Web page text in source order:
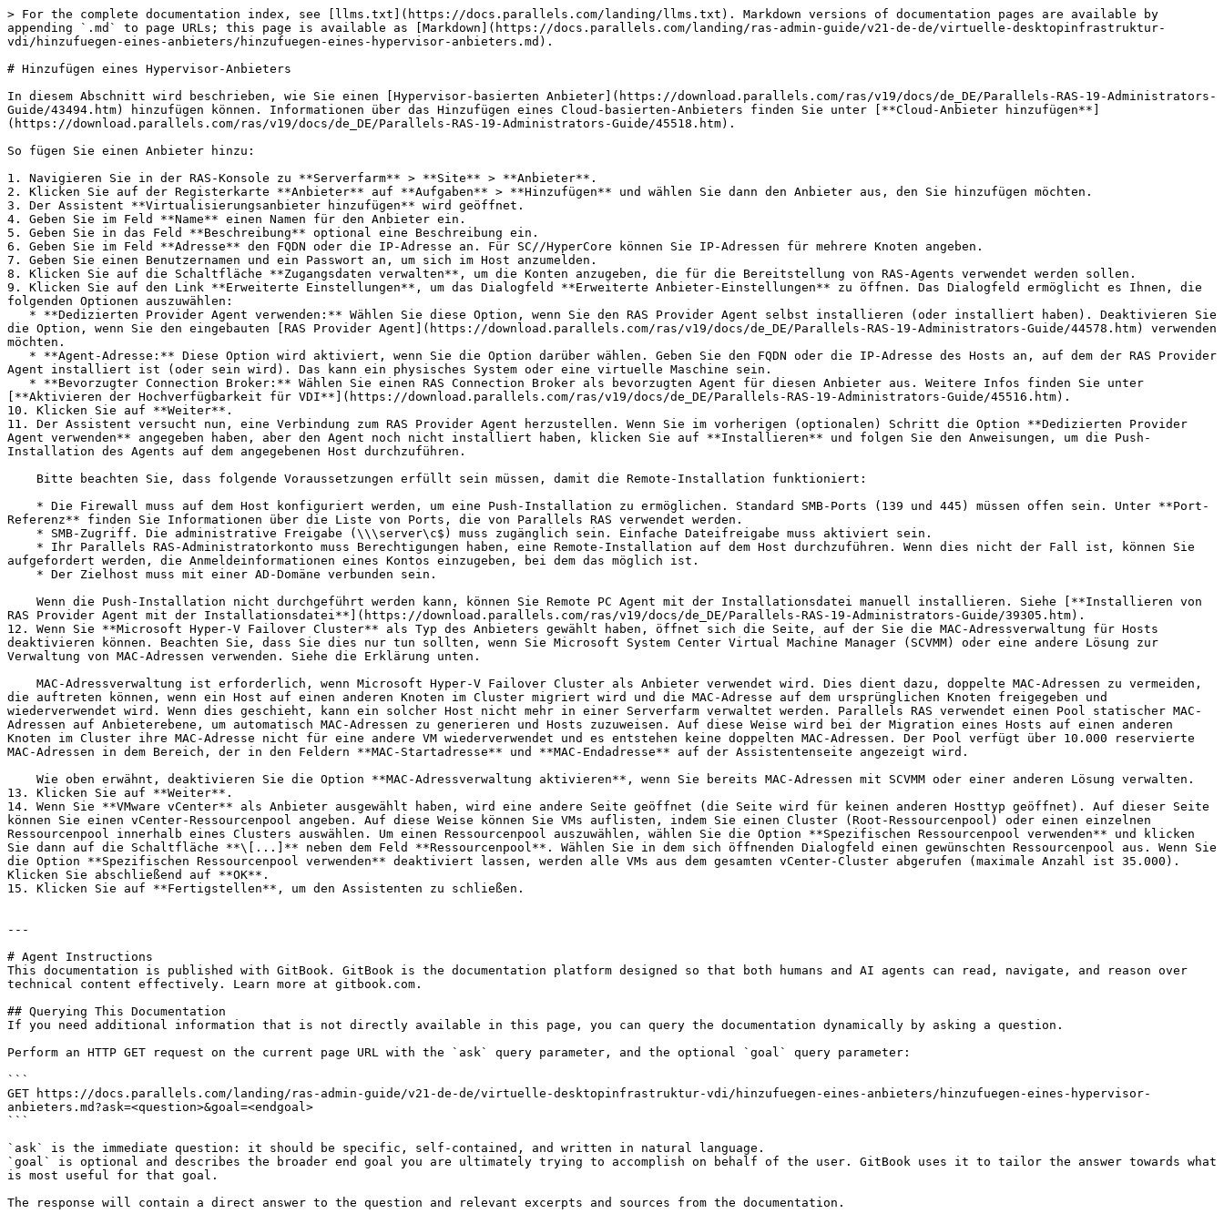
> For the complete documentation index, see [llms.txt](https://docs.parallels.com/landing/llms.txt). Markdown versions of documentation pages are available by
appending `.md` to page URLs; this page is available as [Markdown](https://docs.parallels.com/landing/ras-admin-guide/v21-de-de/virtuelle-desktopinfrastruktur-
vdi/hinzufuegen-eines-anbieters/hinzufuegen-eines-hypervisor-anbieters.md).
# Hinzufügen eines Hypervisor-Anbieters
In diesem Abschnitt wird beschrieben, wie Sie einen [Hypervisor-basierten Anbieter](https://download.parallels.com/ras/v19/docs/de_DE/Parallels-RAS-19-Administrators-
Guide/43494.htm) hinzufügen können. Informationen über das Hinzufügen eines Cloud-basierten-Anbieters finden Sie unter [**Cloud-Anbieter hinzufügen**]
(https://download.parallels.com/ras/v19/docs/de_DE/Parallels-RAS-19-Administrators-Guide/45518.htm).
So fügen Sie einen Anbieter hinzu:
1. Navigieren Sie in der RAS-Konsole zu **Serverfarm** > **Site** > **Anbieter**.
2. Klicken Sie auf der Registerkarte **Anbieter** auf **Aufgaben** > **Hinzufügen** und wählen Sie dann den Anbieter aus, den Sie hinzufügen möchten.
3. Der Assistent **Virtualisierungsanbieter hinzufügen** wird geöffnet.
4. Geben Sie im Feld **Name** einen Namen für den Anbieter ein.
5. Geben Sie in das Feld **Beschreibung** optional eine Beschreibung ein.
6. Geben Sie im Feld **Adresse** den FQDN oder die IP-Adresse an. Für SC//HyperCore können Sie IP-Adressen für mehrere Knoten angeben.
7. Geben Sie einen Benutzernamen und ein Passwort an, um sich im Host anzumelden.
8. Klicken Sie auf die Schaltfläche **Zugangsdaten verwalten**, um die Konten anzugeben, die für die Bereitstellung von RAS-Agents verwendet werden sollen.
9. Klicken Sie auf den Link **Erweiterte Einstellungen**, um das Dialogfeld **Erweiterte Anbieter-Einstellungen** zu öffnen. Das Dialogfeld ermöglicht es Ihnen, die
folgenden Optionen auszuwählen:
die Option, wenn Sie den eingebauten [RAS Provider Agent](https://download.parallels.com/ras/v19/docs/de_DE/Parallels-RAS-19-Administrators-Guide/44578.htm) verwenden
möchten.
Agent installiert ist (oder sein wird). Das kann ein physisches System oder eine virtuelle Maschine sein.
[**Aktivieren der Hochverfügbarkeit für VDI**](https://download.parallels.com/ras/v19/docs/de_DE/Parallels-RAS-19-Administrators-Guide/45516.htm).
10. Klicken Sie auf **Weiter**.
11. Der Assistent versucht nun, eine Verbindung zum RAS Provider Agent herzustellen. Wenn Sie im vorherigen (optionalen) Schritt die Option **Dedizierten Provider
Agent verwenden** angegeben haben, aber den Agent noch nicht installiert haben, klicken Sie auf **Installieren** und folgen Sie den Anweisungen, um die Push-
Installation des Agents auf dem angegebenen Host durchzuführen.
Referenz** finden Sie Informationen über die Liste von Ports, die von Parallels RAS verwendet werden.
aufgefordert werden, die Anmeldeinformationen eines Kontos einzugeben, bei dem das möglich ist.
RAS Provider Agent mit der Installationsdatei**](https://download.parallels.com/ras/v19/docs/de_DE/Parallels-RAS-19-Administrators-Guide/39305.htm).
12. Wenn Sie **Microsoft Hyper-V Failover Cluster** als Typ des Anbieters gewählt haben, öffnet sich die Seite, auf der Sie die MAC-Adressverwaltung für Hosts
deaktivieren können. Beachten Sie, dass Sie dies nur tun sollten, wenn Sie Microsoft System Center Virtual Machine Manager (SCVMM) oder eine andere Lösung zur
Verwaltung von MAC-Adressen verwenden. Siehe die Erklärung unten.
die auftreten können, wenn ein Host auf einen anderen Knoten im Cluster migriert wird und die MAC-Adresse auf dem ursprünglichen Knoten freigegeben und
wiederverwendet wird. Wenn dies geschieht, kann ein solcher Host nicht mehr in einer Serverfarm verwaltet werden. Parallels RAS verwendet einen Pool statischer MAC-
Adressen auf Anbieterebene, um automatisch MAC-Adressen zu generieren und Hosts zuzuweisen. Auf diese Weise wird bei der Migration eines Hosts auf einen anderen
Knoten im Cluster ihre MAC-Adresse nicht für eine andere VM wiederverwendet und es entstehen keine doppelten MAC-Adressen. Der Pool verfügt über 10.000 reservierte
MAC-Adressen in dem Bereich, der in den Feldern **MAC-Startadresse** und **MAC-Endadresse** auf der Assistentenseite angezeigt wird.
13. Klicken Sie auf **Weiter**.
14. Wenn Sie **VMware vCenter** als Anbieter ausgewählt haben, wird eine andere Seite geöffnet (die Seite wird für keinen anderen Hosttyp geöffnet). Auf dieser Seite
können Sie einen vCenter-Ressourcenpool angeben. Auf diese Weise können Sie VMs auflisten, indem Sie einen Cluster (Root-Ressourcenpool) oder einen einzelnen
Ressourcenpool innerhalb eines Clusters auswählen. Um einen Ressourcenpool auszuwählen, wählen Sie die Option **Spezifischen Ressourcenpool verwenden** und klicken
Sie dann auf die Schaltfläche **\[...]** neben dem Feld **Ressourcenpool**. Wählen Sie in dem sich öffnenden Dialogfeld einen gewünschten Ressourcenpool aus. Wenn Sie
die Option **Spezifischen Ressourcenpool verwenden** deaktiviert lassen, werden alle VMs aus dem gesamten vCenter-Cluster abgerufen (maximale Anzahl ist 35.000).
Klicken Sie abschließend auf **OK**.
15. Klicken Sie auf **Fertigstellen**, um den Assistenten zu schließen.
---
# Agent Instructions
This documentation is published with GitBook. GitBook is the documentation platform designed so that both humans and AI agents can read, navigate, and reason over
technical content effectively. Learn more at gitbook.com.
## Querying This Documentation
If you need additional information that is not directly available in this page, you can query the documentation dynamically by asking a question.
Perform an HTTP GET request on the current page URL with the `ask` query parameter, and the optional `goal` query parameter:
```
GET https://docs.parallels.com/landing/ras-admin-guide/v21-de-de/virtuelle-desktopinfrastruktur-vdi/hinzufuegen-eines-anbieters/hinzufuegen-eines-hypervisor-
anbieters.md?ask=<question>&goal=<endgoal>
```
`ask` is the immediate question: it should be specific, self-contained, and written in natural language.
`goal` is optional and describes the broader end goal you are ultimately trying to accomplish on behalf of the user. GitBook uses it to tailor the answer towards what
is most useful for that goal.
The response will contain a direct answer to the question and relevant excerpts and sources from the documentation.